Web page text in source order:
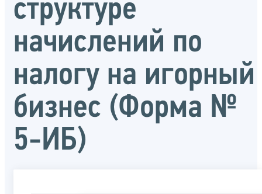
структуре
начислений по
налогу на игорный
бизнес (Форма №
5-ИБ)